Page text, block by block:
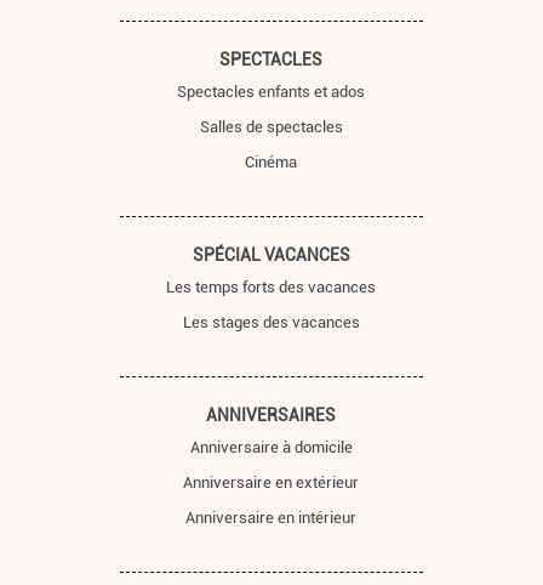
SPECTACLES
Spectacles enfants et ados
Salles de spectacles
Cinéma
SPÉCIAL VACANCES
Les temps forts des vacances
Les stages des vacances
ANNIVERSAIRES
Anniversaire à domicile
Anniversaire en extérieur
Anniversaire en intérieur